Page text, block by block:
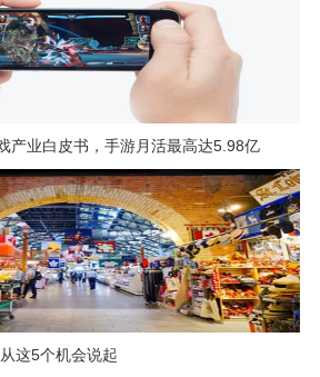
产业白皮书，手游月活最高达5.98亿
这5个机会说起